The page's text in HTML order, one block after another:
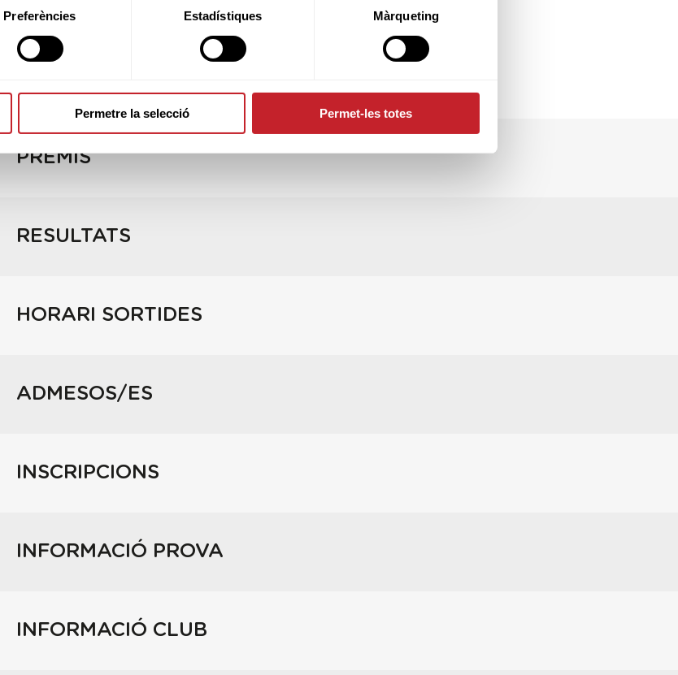
Preferències Estadístiques Màrqueting
Permetre la selecció Permet-les totes
de limitar a l'handicap establert en el primer reglament
a les 14 hores.
PREMIS
RESULTATS
HORARI SORTIDES
ADMESOS/ES
INSCRIPCIONS
INFORMACIÓ PROVA
INFORMACIÓ CLUB